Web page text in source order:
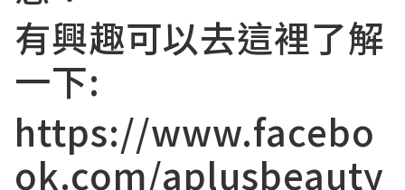
有興趣可以去這裡了解
一下:
https://www.facebo
ok.com/aplusbeauty